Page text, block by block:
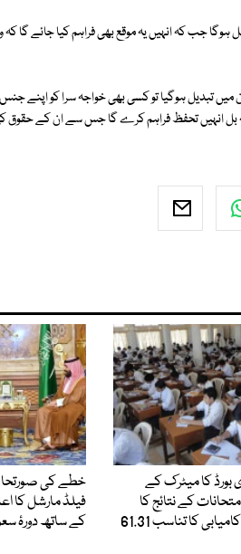
جب کہ انہیں یہ موقع بھی فراہم کیا جائے گا کہ
میں تبدیل ہوگیا تو کسی بھی خواجہ سرا کو اپنے جنس
بل انہیں تحفظ فراہم کرے گا جس سے ان کے حقوق
بورڈ کا میٹرک کے
کے نتائج کا
اعلان، کامیابی کا تناسب 61.31
خطے کی
فیلڈ مارشل کا
کے ساتھ دورۂ